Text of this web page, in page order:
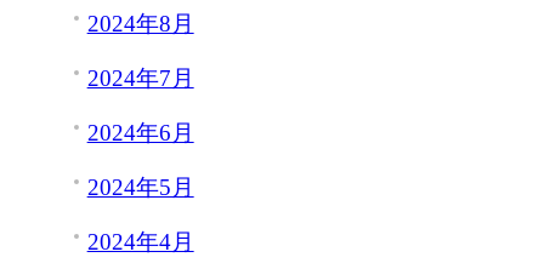
2024年8月
2024年7月
2024年6月
2024年5月
2024年4月